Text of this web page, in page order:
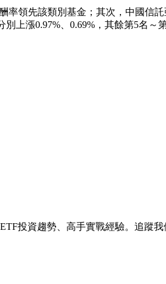
率領先該類別基金；其次，中國信
上漲0.97%、0.69%，其餘第5名～
投資趨勢、高手實戰經驗。追蹤